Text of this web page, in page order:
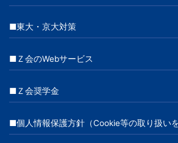
■東大・京大対策
■Ｚ会のWebサービス
■Ｚ会奨学金
■個人情報保護方針（Cookie等の取り扱いを